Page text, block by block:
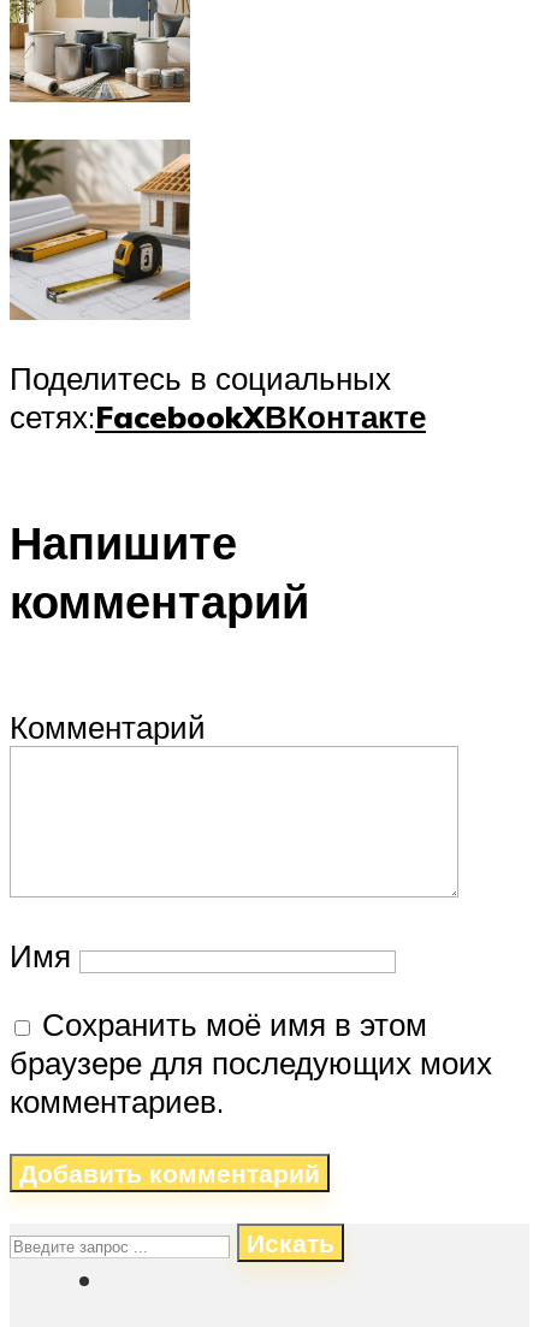
Поделитесь в социальных
сетях:FacebookXВКонтакте
Напишите
комментарий
Комментарий
Имя
Сохранить моё имя в этом
браузере для последующих моих
комментариев.
Искать